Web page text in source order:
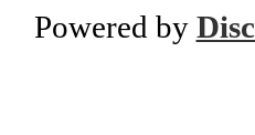
Powered by